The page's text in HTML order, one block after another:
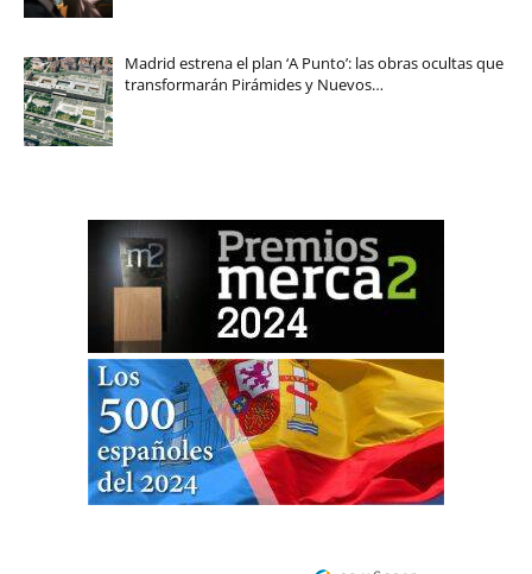
Madrid estrena el plan ‘A Punto’: las obras ocultas que
transformarán Pirámides y Nuevos…